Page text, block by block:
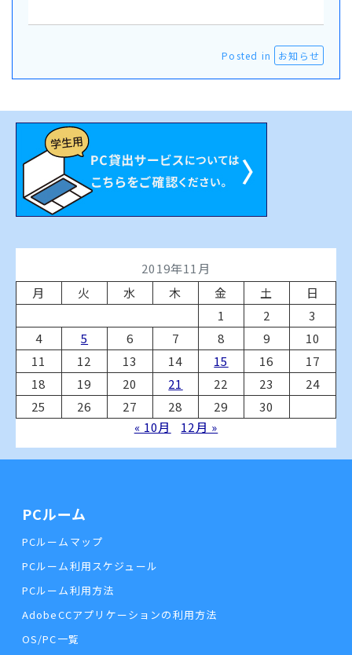
Posted in お知らせ
2019年11月
月
火 水 木 金 土
日
1
2
3
4
5 6 7 8 9
10
11
12 13 14 15 16
17
18
19 20 21 22 23
24
25
26 27 28 29
30
« 10月
12月 »
PCルーム
PCルームマップ
PCルーム利用スケジュール
PCルーム利用方法
AdobeCCアプリケーションの利用方法
OS/PC一覧